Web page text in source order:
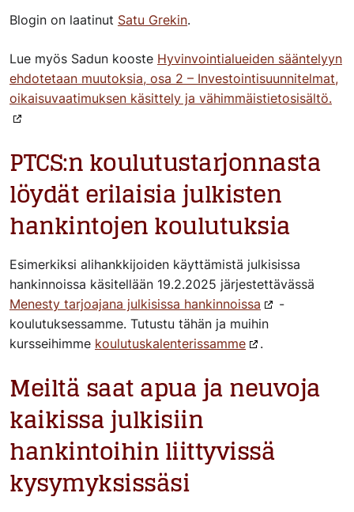
Blogin on laatinut Satu Grekin.
Lue myös Sadun kooste Hyvinvointialueiden sääntelyyn
ehdotetaan muutoksia, osa 2 – Investointisuunnitelmat,
oikaisuvaatimuksen käsittely ja vähimmäistietosisältö.
PTCS:n koulutustarjonnasta
löydät erilaisia julkisten
hankintojen koulutuksia
Esimerkiksi alihankkijoiden käyttämistä julkisissa
hankinnoissa käsitellään 19.2.2025 järjestettävässä
Menesty tarjoajana julkisissa hankinnoissa
-
koulutuksessamme. Tutustu tähän ja muihin
kursseihimme koulutuskalenterissamme .
Meiltä saat apua ja neuvoja
kaikissa julkisiin
hankintoihin liittyvissä
kysymyksissäsi